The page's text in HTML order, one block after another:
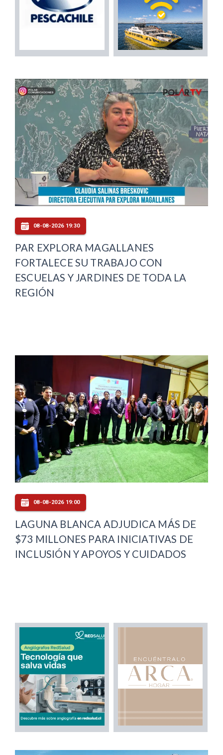
08-08-2026 19:30
PAR EXPLORA MAGALLANES
FORTALECE SU TRABAJO CON
ESCUELAS Y JARDINES DE TODA LA
REGIÓN
08-08-2026 19:00
LAGUNA BLANCA ADJUDICA MÁS DE
$73 MILLONES PARA INICIATIVAS DE
INCLUSIÓN Y APOYOS Y CUIDADOS